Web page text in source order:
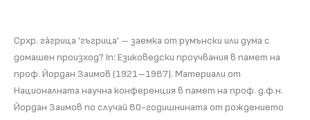
Срхр. гàгрица ’гъгрица’ – заемка от румънски или дума с
домашен произход? In: Езиковедски проучвания в памет на
проф. Йордан Заимов (1921–1987). Материали от
Националната научна конференция в памет на проф. д.ф.н.
Йордан Заимов по случай 80-годишнината от рождението